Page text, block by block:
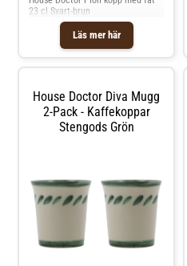
Läs mer här
23 cl Svart-brun
House Doctor Diva Mugg
2-Pack - Kaffekoppar
Stengods Grön